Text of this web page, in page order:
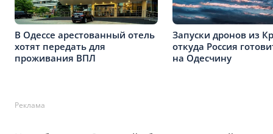
В Одессе арестованный отель
хотят передать для
проживания ВПЛ
Запуски дронов из
откуда Россия
на Одесчину
Реклама